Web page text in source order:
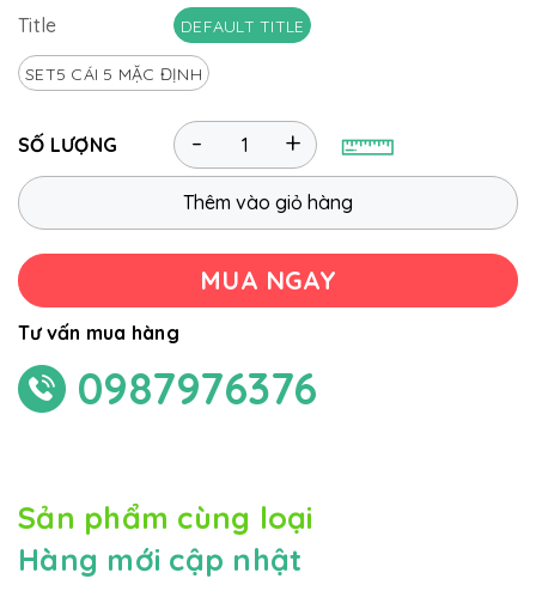
Title
DEFAULT TITLE
SET5 CÁI 5 MẶC ĐỊNH
SỐ LƯỢNG +
-
Thêm vào giỏ hàng
MUA NGAY
Tư vấn mua hàng
0987976376
Sản phẩm cùng loại
Hàng mới cập nhật